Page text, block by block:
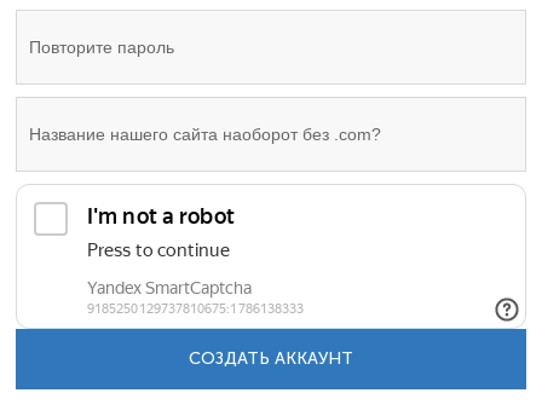
СОЗДАТЬ АККАУНТ